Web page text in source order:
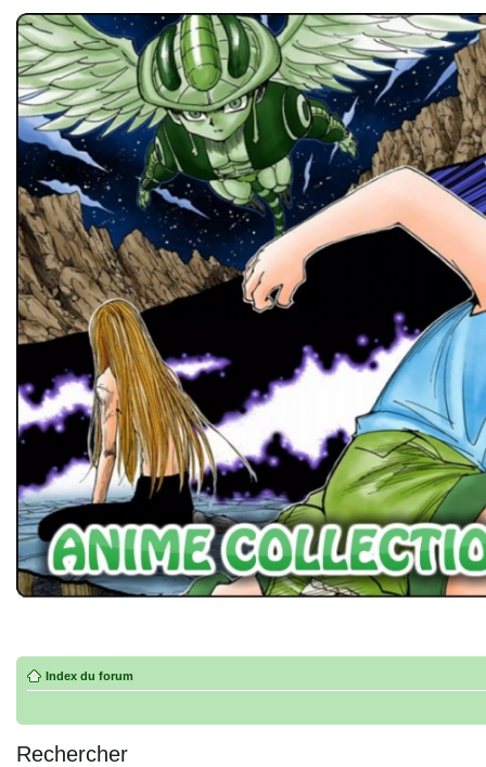
Index du forum
Rechercher